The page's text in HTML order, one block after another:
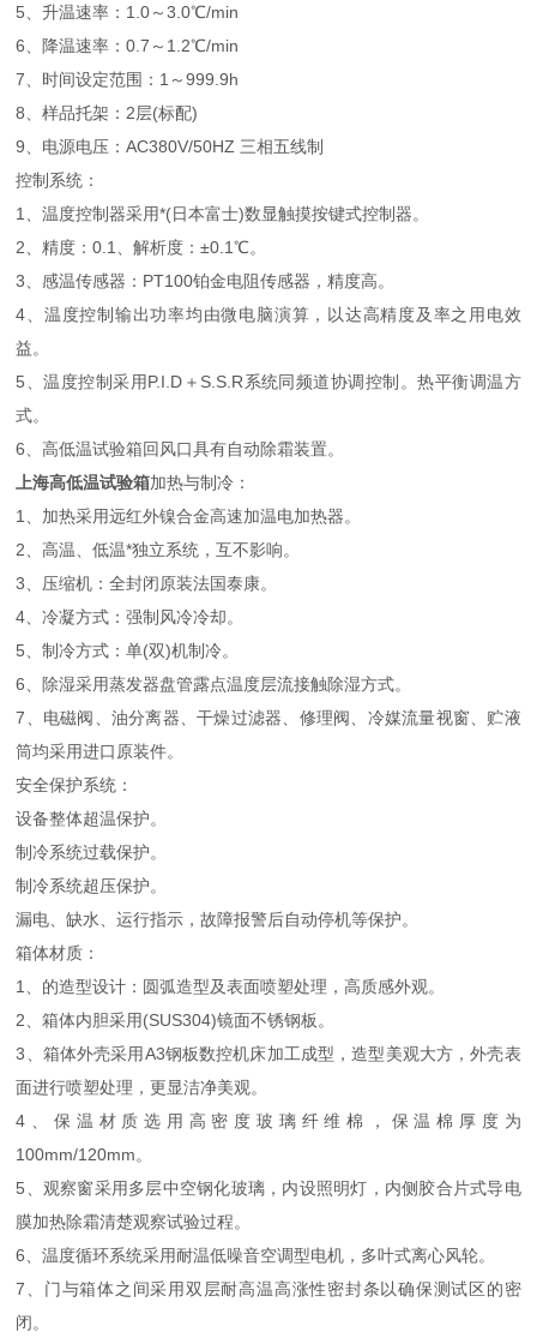
5、升温速率：1.0～3.0℃/min
6、降温速率：0.7～1.2℃/min
7、时间设定范围：1～999.9h
8、样品托架：2层(标配)
9、电源电压：AC380V/50HZ 三相五线制
控制系统：
1、温度控制器采用*(日本富士)数显触摸按键式控制器。
2、精度：0.1、解析度：±0.1℃。
3、感温传感器：PT100铂金电阻传感器，精度高。
4、温度控制输出功率均由微电脑演算，以达高精度及率之用电效
益。
5、温度控制采用P.I.D＋S.S.R系统同频道协调控制。热平衡调温方
式。
6、高低温试验箱回风口具有自动除霜装置。
上海高低温试验箱加热与制冷：
1、加热采用远红外镍合金高速加温电加热器。
2、高温、低温*独立系统，互不影响。
3、压缩机：全封闭原装法国泰康。
4、冷凝方式：强制风冷冷却。
5、制冷方式：单(双)机制冷。
6、除湿采用蒸发器盘管露点温度层流接触除湿方式。
7、电磁阀、油分离器、干燥过滤器、修理阀、冷媒流量视窗、贮液
筒均采用进口原装件。
安全保护系统：
设备整体超温保护。
制冷系统过载保护。
制冷系统超压保护。
漏电、缺水、运行指示，故障报警后自动停机等保护。
箱体材质：
1、的造型设计：圆弧造型及表面喷塑处理，高质感外观。
2、箱体内胆采用(SUS304)镜面不锈钢板。
3、箱体外壳采用A3钢板数控机床加工成型，造型美观大方，外壳表
面进行喷塑处理，更显洁净美观。
4、保温材质选用高密度玻璃纤维棉，保温棉厚度为
100mm/120mm。
5、观察窗采用多层中空钢化玻璃，内设照明灯，内侧胶合片式导电
膜加热除霜清楚观察试验过程。
6、温度循环系统采用耐温低噪音空调型电机，多叶式离心风轮。
7、门与箱体之间采用双层耐高温高涨性密封条以确保测试区的密
闭。